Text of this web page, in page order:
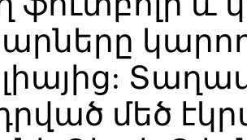
մեծ